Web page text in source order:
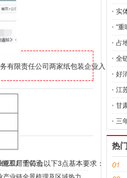
限责任公司两家纸包装企业入
工厂需符合以下3点基本要求：
规模超千亿元
实
局
“
占
达
全
好
江
业
甘
三
绿
热